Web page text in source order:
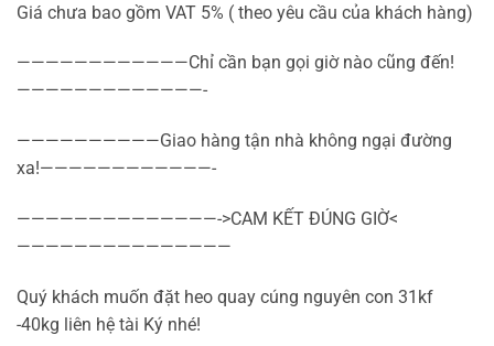
Giá chưa bao gồm VAT 5% ( theo yêu cầu của khách hàng)
————————————Chỉ cần bạn gọi giờ nào cũng đến!
—————————————-
——————————Giao hàng tận nhà không ngại đường
xa!————————————-
——————————————->CAM KẾT ĐÚNG GIỜ<
———————————————
Quý khách muốn đặt heo quay cúng nguyên con 31kf
-40kg liên hệ tài Ký nhé!